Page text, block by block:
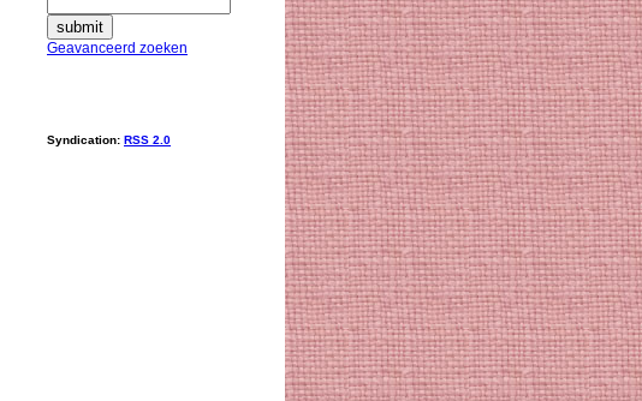
Geavanceerd zoeken
Syndication: RSS 2.0